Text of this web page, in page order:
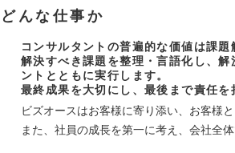
どんな仕事か
コンサルタントの普遍的な価値は課題
解決すべき課題を整理・言語化し、
ントとともに実行します。
最終成果を大切にし、最後まで責任を
ビズオースはお客様に寄り添い、お客様
また、社員の成長を第一に考え、会社全